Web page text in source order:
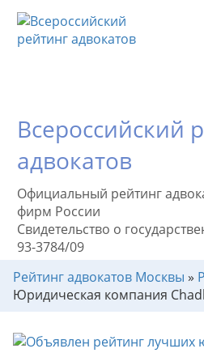
Всероссийский
адвокатов
Официальный рейтинг
фирм России
Свидетельство о
93-3784/09
Рейтинг адвокатов Москвы »
Юридическая компания